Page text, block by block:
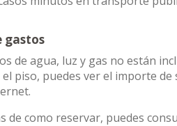
gastos
de agua, luz y gas no están
piso, puedes ver el importe
de como reservar, puedes